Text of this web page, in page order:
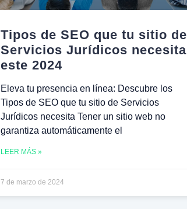
Tipos de SEO que tu sitio de
Servicios Jurídicos necesita
este 2024
Eleva tu presencia en línea: Descubre los
Tipos de SEO que tu sitio de Servicios
Jurídicos necesita Tener un sitio web no
garantiza automáticamente el
LEER MÁS »
7 de marzo de 2024